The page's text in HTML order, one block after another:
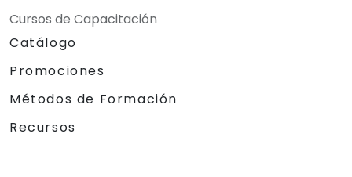
Cursos de Capacitación
Catálogo
Promociones
Métodos de Formación
Recursos